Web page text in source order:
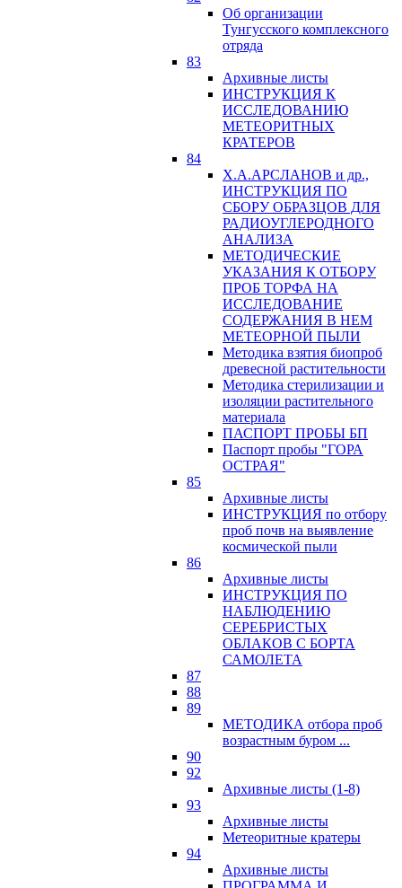
Об организации
Тунгусского комплексного
отряда
83
Архивные листы
ИНСТРУКЦИЯ К
ИССЛЕДОВАНИЮ
МЕТЕОРИТНЫХ
КРАТЕРОВ
84
Х.А.АРСЛАНОВ и др.,
ИНСТРУКЦИЯ ПО
СБОРУ ОБРАЗЦОВ ДЛЯ
РАДИОУГЛЕРОДНОГО
АНАЛИЗА
МЕТОДИЧЕСКИЕ
УКАЗАНИЯ К ОТБОРУ
ПРОБ ТОРФА НА
ИССЛЕДОВАНИЕ
СОДЕРЖАНИЯ В НЕМ
МЕТЕОРНОЙ ПЫЛИ
Методика взятия биопроб
древесной растительности
Методика стерилизации и
изоляции растительного
материала
ПАСПОРТ ПРОБЫ БП
Паспорт пробы "ГОРА
ОСТРАЯ"
85
Архивные листы
ИНСТРУКЦИЯ по отбору
проб почв на выявление
космической пыли
86
Архивные листы
ИНСТРУКЦИЯ ПО
НАБЛЮДЕНИЮ
СЕРЕБРИСТЫХ
ОБЛАКОВ С БОРТА
САМОЛЕТА
87
88
89
МЕТОДИКА отбора проб
возрастным буром ...
90
92
Архивные листы (1-8)
93
Архивные листы
Метеоритные кратеры
94
Архивные листы